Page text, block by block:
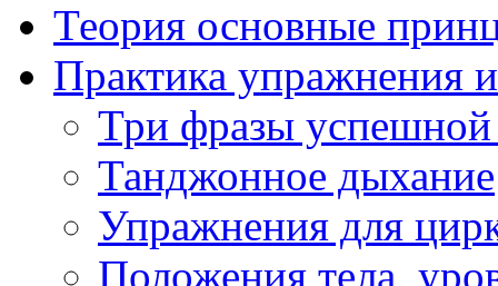
Теория основные
Практика упражнения
Три фразы успешной
Танджонное дыхание
Упражнения для
Положения тела,